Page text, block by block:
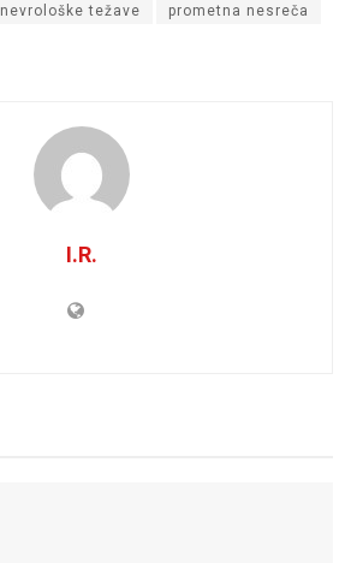
nevrološke težave prometna nesreča
I.R.